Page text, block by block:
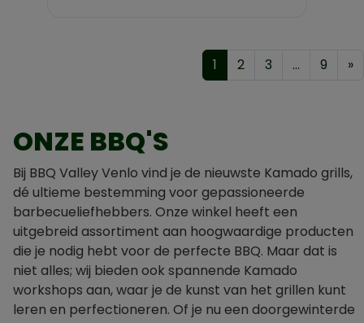
1 2 3 ... 9 »
ONZE BBQ'S
Bij BBQ Valley Venlo vind je de nieuwste Kamado grills,
dé ultieme bestemming voor gepassioneerde
barbecueliefhebbers. Onze winkel heeft een
uitgebreid assortiment aan hoogwaardige producten
die je nodig hebt voor de perfecte BBQ. Maar dat is
niet alles; wij bieden ook spannende Kamado
workshops aan, waar je de kunst van het grillen kunt
leren en perfectioneren. Of je nu een doorgewinterde